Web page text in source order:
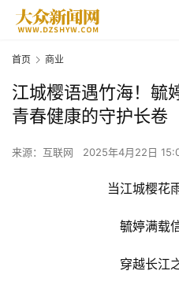
首页 商业
江城樱语遇竹海！毓
青春健康的守护长卷
来源：互联网 2025年4月22日
当江城樱花
毓婷满载
穿越长江